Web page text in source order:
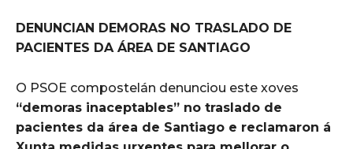
DENUNCIAN DEMORAS NO TRASLADO DE
PACIENTES DA ÁREA DE SANTIAGO
O PSOE compostelán denunciou este xoves
“demoras inaceptables” no traslado de
pacientes da área de Santiago e reclamaron á